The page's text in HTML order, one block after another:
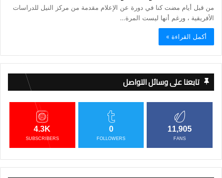
من قبل أيام مضت كنا في دورة عن الإعلام مقدمة من مركز النيل للدراسات
الأفريقية ، ورغم أنها ليست المرة…
أكمل القراءة »
تابعنا على وسائل التواصل
11,905
FANS
0
FOLLOWERS
4.3K
SUBSCRIBERS